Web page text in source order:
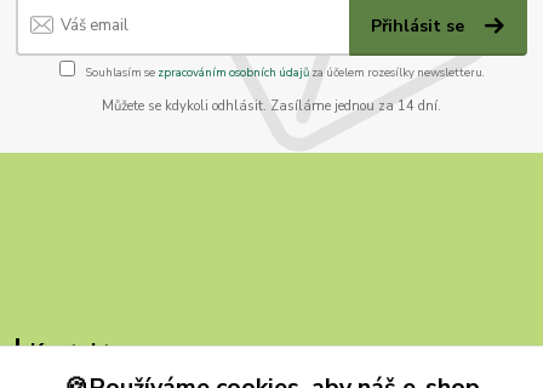
Přihlásit se
Souhlasím se zpracováním osobních údajůza účelem rozesílky newsletteru.
Můžete se kdykoli odhlásit. Zasíláme jednou za 14 dní.
Kontakty